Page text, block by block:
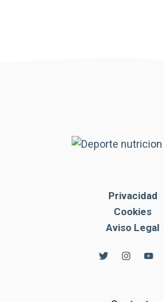
Privacidad
Cookies
Aviso Legal